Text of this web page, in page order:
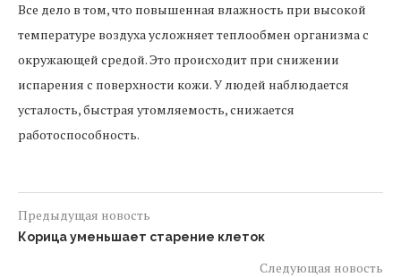
Все дело в том, что повышенная влажность при высокой
температуре воздуха усложняет теплообмен организма с
окружающей средой. Это происходит при снижении
испарения с поверхности кожи. У людей наблюдается
усталость, быстрая утомляемость, снижается
работоспособность.
Предыдущая новость
Корица уменьшает старение клеток
Следующая новость